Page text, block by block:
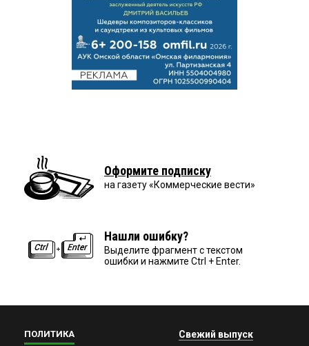
Оформите подписку
на газету «Коммерческие вести»
Нашли ошибку?
Выделите фрагмент с текстом
ошибки и нажмите Ctrl + Enter.
ПОЛИТИКА Свежий выпуск